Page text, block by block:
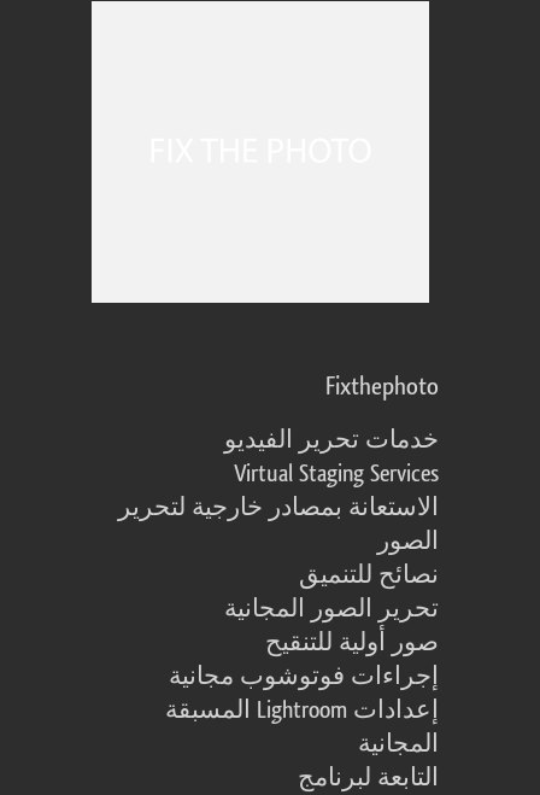
Fixthephoto
خدمات تحرير الفيديو
Virtual Staging Services
الاستعانة بمصادر خارجية لتحرير
الصور
نصائح للتنميق
تحرير الصور المجانية
صور أولية للتنقيح
إجراءات فوتوشوب مجانية
إعدادات Lightroom المسبقة
المجانية
التابعة لبرنامج